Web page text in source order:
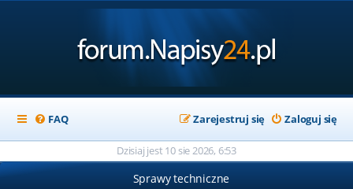
FAQ Zaloguj się
Zarejestruj się
Dzisiaj jest 10 sie 2026, 6:53
Sprawy techniczne